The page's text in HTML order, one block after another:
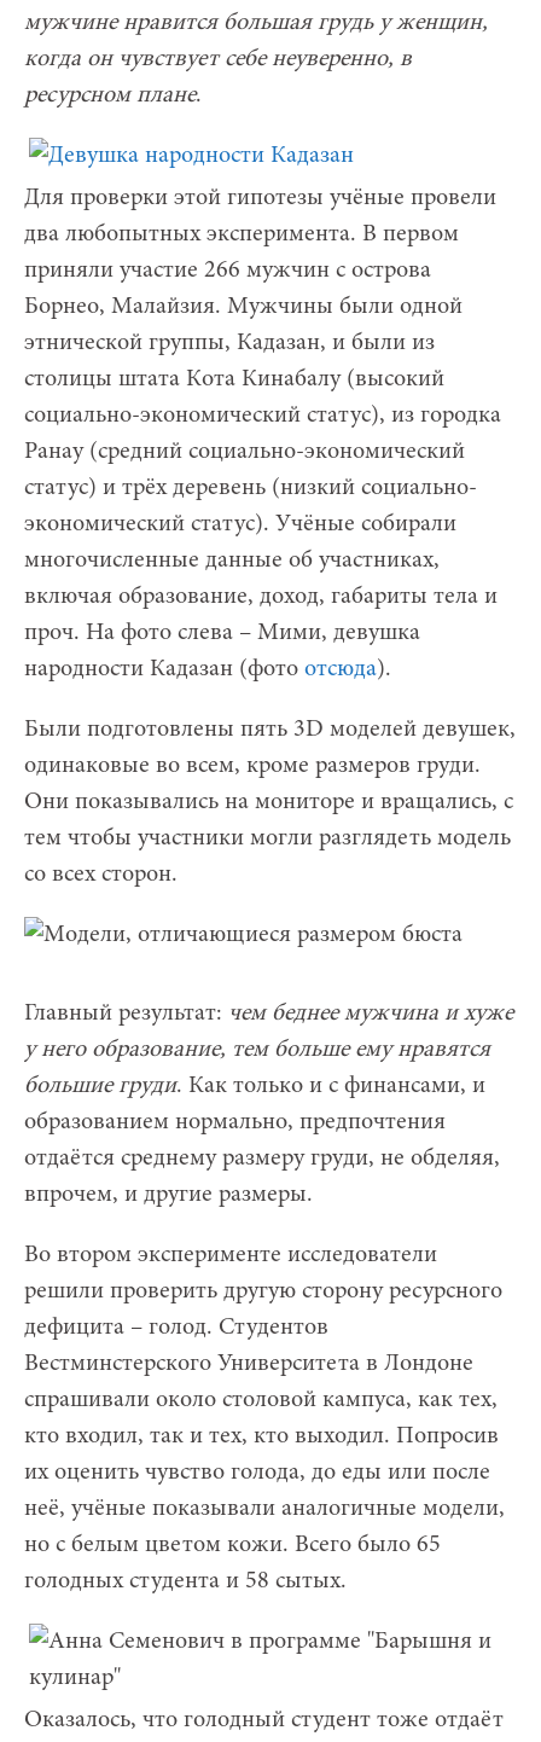
мужчине нравится большая грудь у женщин,
когда он чувствует себе неуверенно, в
ресурсном плане.
Для проверки этой гипотезы учёные провели
два любопытных эксперимента. В первом
приняли участие 266 мужчин с острова
Борнео, Малайзия. Мужчины были одной
этнической группы, Кадазан, и были из
столицы штата Кота Кинабалу (высокий
социально-экономический статус), из городка
Ранау (средний социально-экономический
статус) и трёх деревень (низкий социально-
экономический статус). Учёные собирали
многочисленные данные об участниках,
включая образование, доход, габариты тела и
проч. На фото слева – Мими, девушка
народности Кадазан (фото отсюда).
Были подготовлены пять 3D моделей девушек,
одинаковые во всем, кроме размеров груди.
Они показывались на мониторе и вращались, с
тем чтобы участники могли разглядеть модель
со всех сторон.
Главный результат: чем беднее мужчина и хуже
у него образование, тем больше ему нравятся
большие груди. Как только и с финансами, и
образованием нормально, предпочтения
отдаётся среднему размеру груди, не обделяя,
впрочем, и другие размеры.
Во втором эксперименте исследователи
решили проверить другую сторону ресурсного
дефицита – голод. Студентов
Вестминстерского Университета в Лондоне
спрашивали около столовой кампуса, как тех,
кто входил, так и тех, кто выходил. Попросив
их оценить чувство голода, до еды или после
неё, учёные показывали аналогичные модели,
но с белым цветом кожи. Всего было 65
голодных студента и 58 сытых.
Оказалось, что голодный студент тоже отдаёт